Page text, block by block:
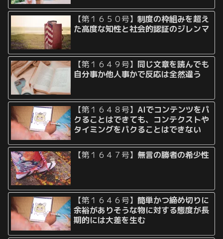
【第１６５０号】制度の枠組みを超え
た高度な知性と社会的認証のジレンマ
【第１６４９号】 同じ文章を読んでも
自分事か他人事かで反応は全然違う
【第１６４８号】AIでコンテンツをパ
クることはできても、コンテクストや
タイミングをパクることはできない
【第１６４７号】 無言の勝者の希少性
【第１６４６号】簡単かつ締め切りに
余裕がありそうな物に対する態度が長
期的には大差を生む